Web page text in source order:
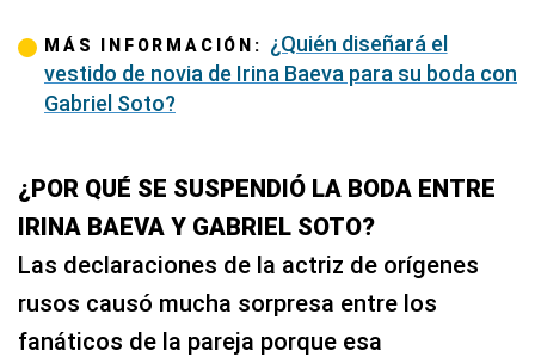
MÁS INFORMACIÓN: ¿Quién diseñará el
vestido de novia de Irina Baeva para su boda con
Gabriel Soto?
¿POR QUÉ SE SUSPENDIÓ LA BODA ENTRE
IRINA BAEVA Y GABRIEL SOTO?
Las declaraciones de la actriz de orígenes
rusos causó mucha sorpresa entre los
fanáticos de la pareja porque esa